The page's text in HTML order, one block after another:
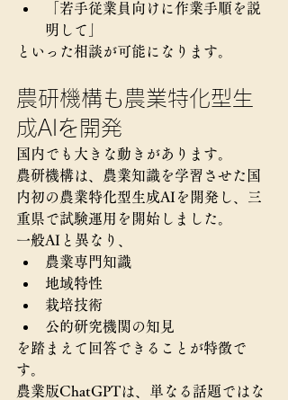
「若手従業員向けに作業手順を説
明して」
といった相談が可能になります。
農研機構も農業特化型生
成AIを開発
国内でも大きな動きがあります。
農研機構は、農業知識を学習させた国
内初の農業特化型生成AIを開発し、三
重県で試験運用を開始しました。
一般AIと異なり、
農業専門知識
地域特性
栽培技術
公的研究機関の知見
を踏まえて回答できることが特徴で
す。
農業版ChatGPTは、単なる話題ではな